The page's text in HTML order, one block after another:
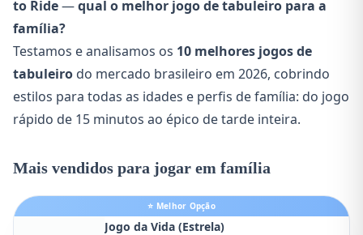
to Ride—qual o melhor jogo de tabuleiro para a
família?
Testamos e analisamos os 10 melhores jogos de
tabuleiro do mercado brasileiro em 2026, cobrindo
estilos para todas as idades e perfis de família: do jogo
rápido de 15 minutos ao épico de tarde inteira.
Mais vendidos para jogar em família
⭐ Melhor Opção
Jogo da Vida (Estrela)